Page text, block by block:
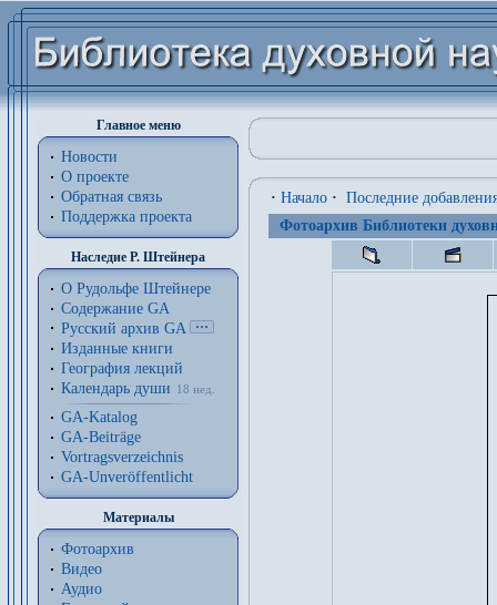
Главное меню
Новости
О проекте
Обратная связь
Поддержка проекта
Наследие Р. Штейнера
О Рудольфе Штейнере
Содержание GA
Русский архив GA
Изданные книги
География лекций
Календарь души
18 нед.
GA-Katalog
GA-Beiträge
Vortragsverzeichnis
GA-Unveröffentlicht
Материалы
Фотоархив
Видео
Аудио
· Начало · Последние
Фотоархив Библиотеки